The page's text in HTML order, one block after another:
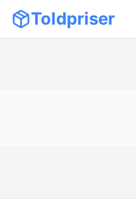
Toldpriser